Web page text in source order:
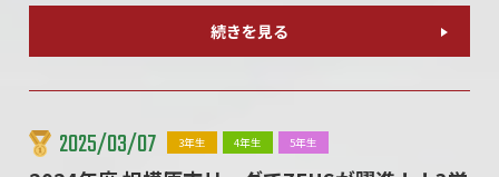
続きを見る
2025/03/07 3年生 4年生 5年生